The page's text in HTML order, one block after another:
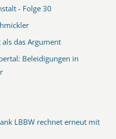
- Folge 30
das Argument
Beleidigungen in
LBBW rechnet erneut mit